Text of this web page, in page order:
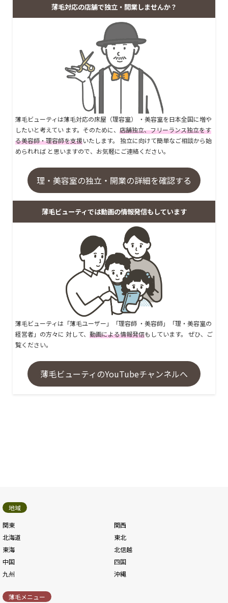
薄毛対応の店舗で独立・開業しませんか？
薄毛ビューティは薄毛対応の床屋（理容室） ・美容室を日本全国に増や
したいと考えてい ます。そのために、 店舗独立、フリーランス独立をす
る美容師・理容師を支援いたします。 独立に向けて簡単なご相談から始
められれば と思いますので、お気軽にご連絡ください。
理・美容室の独立・開業の詳細を確認する
薄毛ビューティでは動画の情報発信もしています
薄毛ビューティは「薄毛ユーザー」「理容師 ・美容師」「理・美容室の
経営者」の方々に 対して、 動画による情報発信もしています。 ぜひ、ご
覧ください。
薄毛ビューティのYouTubeチャンネルへ
地域
関東
関西
北海道
東北
東海
北信越
中国
四国
九州
沖縄
薄毛メニュー